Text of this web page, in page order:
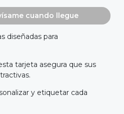
cuando llegue
diseñadas para
tarjeta asegura que sus
y etiquetar cada